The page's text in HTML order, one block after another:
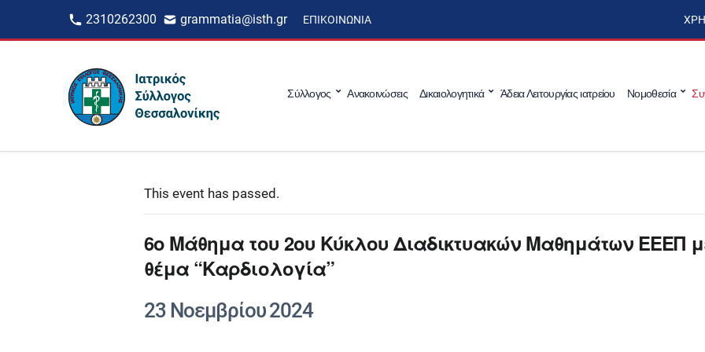
2310262300 grammatia@isth.gr ΕΠΙΚΟΙΝΩΝΊΑ
Σύλλογος Ανακοινώσεις Δικαιολογητικά Άδεια Λειτουργίας ιατρείου Νομοθεσία
This event has passed.
6o Μάθημα του 2ου Κύκλου Διαδικτυακών Μαθημάτων ΕΕΕΠ
θέμα “Καρδιολογία”
23 Νοεμβρίου 2024